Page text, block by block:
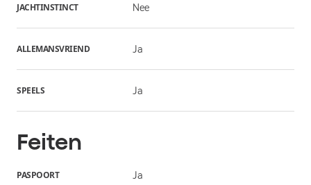
JACHTINSTINCT Nee
ALLEMANSVRIEND Ja
SPEELS Ja
Feiten
PASPOORT Ja